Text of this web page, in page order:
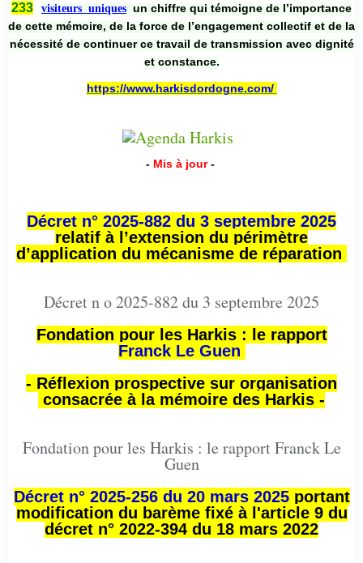
233
visiteurs uniques un chiffre qui témoigne de l’importance
de cette mémoire, de la force de l’engagement collectif et de la
nécessité de continuer ce travail de transmission avec dignité
et constance.
https://www.harkisdordogne.com/
- Mis à jour -
Décret n° 2025-882 du 3 septembre 2025
relatif à l’extension du périmètre
d’application du mécanisme de réparation
Décret n o 2025-882 du 3 septembre 2025
Fondation pour les Harkis : le rapport
Franck Le Guen
- Réflexion prospective sur organisation
consacrée à la mémoire des Harkis -
Fondation pour les Harkis : le rapport Franck Le
Guen
Décret n° 2025-256 du 20 mars 2025portant
modification du barème fixé à l'article 9 du
décret n° 2022-394 du 18 mars 2022